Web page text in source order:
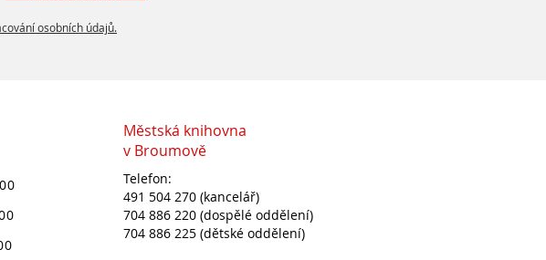
Městská knihovna
v Broumově
Telefon:
491 504 270 (kancelář)
704 886 220 (dospělé oddělení)
704 886 225 (dětské oddělení)
osobních údajů.